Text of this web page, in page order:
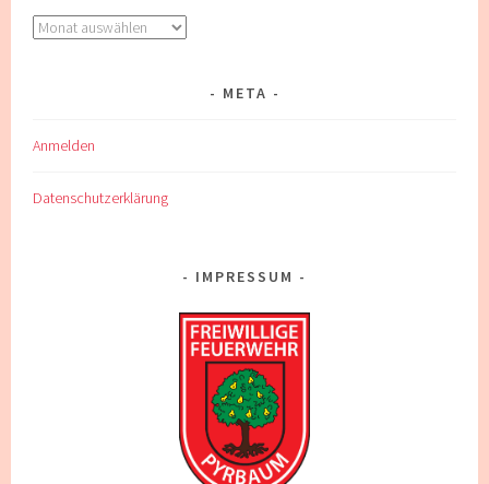
Archiv
META
Anmelden
Datenschutzerklärung
IMPRESSUM